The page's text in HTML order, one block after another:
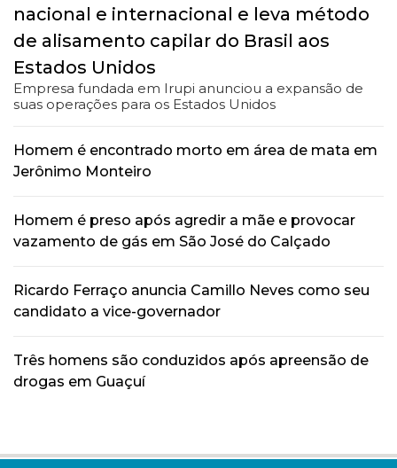
nacional e internacional e leva método
de alisamento capilar do Brasil aos
Estados Unidos
Empresa fundada em Irupi anunciou a expansão de
suas operações para os Estados Unidos
Homem é encontrado morto em área de mata em
Jerônimo Monteiro
Homem é preso após agredir a mãe e provocar
vazamento de gás em São José do Calçado
Ricardo Ferraço anuncia Camillo Neves como seu
candidato a vice-governador
Três homens são conduzidos após apreensão de
drogas em Guaçuí